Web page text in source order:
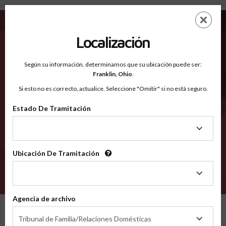
Baldwin AL - Condados Reconocidos
EN
Condados Reconocidos
2600
Localización
Según su información, determinamos que su ubicación puede ser:
Franklin, Ohio.
Si esto no es correcto, actualice. Seleccione "Omitir" si no está seguro.
Estado De Tramitación
Tramitación
Ubicación De Tramitación
Tramitación
Agencia de archivo
Tribunal de Familia/Relaciones Domésticas
de